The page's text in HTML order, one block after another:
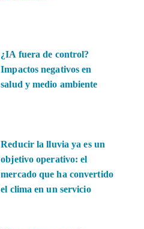
¿IA fuera de control?
Impactos negativos en
salud y medio ambiente
Reducir la lluvia ya es un
objetivo operativo: el
mercado que ha convertido
el clima en un servicio